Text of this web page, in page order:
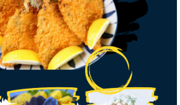
Điểm tin thủy sản thế giới ngày 3/8/2026